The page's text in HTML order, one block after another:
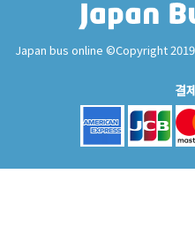
Japan bus online ©Copyright
결